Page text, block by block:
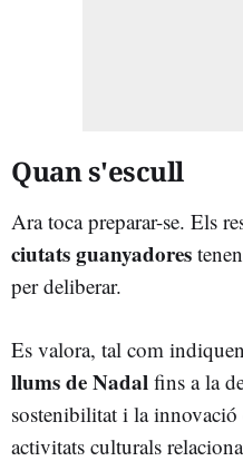
Quan s'escull
Ara toca preparar-se. Els
ciutats guanyadores
per deliberar.
Es valora, tal com indiquen
llums de Nadal fins a la
sostenibilitat i la
activitats culturals